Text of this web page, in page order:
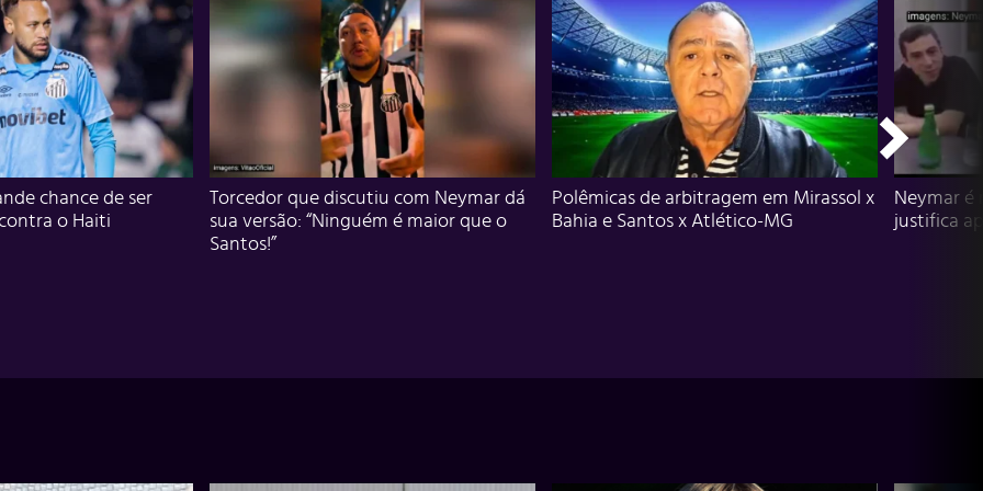
chance de ser
o Haiti
Torcedor que discutiu com Neymar dá
sua versão: “Ninguém é maior que o
Santos!”
Polêmicas de arbitragem em Mirassol x
Bahia e Santos x Atlético-MG
Neymar é
justifica